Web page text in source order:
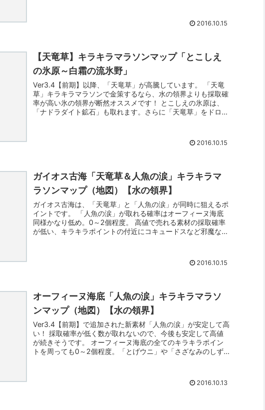
2016.10.15
【天竜草】キラキラマラソンマップ「とこしえ
の氷原～白霜の流氷野」
Ver3.4【前期】以降、「天竜草」が高騰しています。 「天竜
草」キラキラマラソンで金策するなら、水の領界よりも採取確
率が高い氷の領界が断然オススメです！ とこしえの氷原は、
「ナドラダイト鉱石」も取れます。さらに「天竜草」をドロッ
2016.10.15
ガイオス古海「天竜草＆人魚の涙」キラキラマ
ラソンマップ（地図）【水の領界】
ガイオス古海は、「天竜草」と「人魚の涙」が同時に狙えるポ
イントです。 「人魚の涙」が取れる確率はオーフィーヌ海底
同様かなり低め。0～2個程度。 高値で売れる素材の採取確率
が低い、キラキラポイントの付近にコキュードスなど邪魔なモ
2016.10.15
オーフィーヌ海底「人魚の涙」キラキラマラソ
ンマップ（地図）【水の領界】
Ver3.4【前期】で追加された新素材「人魚の涙」が安定して高
い！ 採取確率が低く数が取れないので、今後も安定して高値
が続きそうです。 オーフィーヌ海底の全てのキラキラポイン
トを周っても0～2個程度。「とげウニ」や「さざなみのしず
2016.10.13